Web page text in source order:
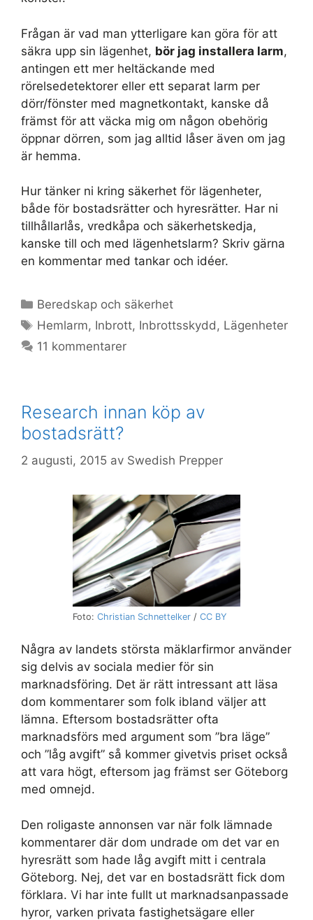
Frågan är vad man ytterligare kan göra för att
säkra upp sin lägenhet, bör jag installera larm,
antingen ett mer heltäckande med
rörelsedetektorer eller ett separat larm per
dörr/fönster med magnetkontakt, kanske då
främst för att väcka mig om någon obehörig
öppnar dörren, som jag alltid låser även om jag
är hemma.
Hur tänker ni kring säkerhet för lägenheter,
både för bostadsrätter och hyresrätter. Har ni
tillhållarlås, vredkåpa och säkerhetskedja,
kanske till och med lägenhetslarm? Skriv gärna
en kommentar med tankar och idéer.
Kategorier
Beredskap och säkerhet
Etiketter
Hemlarm, Inbrott, Inbrottsskydd, Lägenheter
11 kommentarer
Research innan köp av
bostadsrätt?
2 augusti, 2015 av Swedish Prepper
Foto: Christian Schnettelker / CC BY
Några av landets största mäklarfirmor använder
sig delvis av sociala medier för sin
marknadsföring. Det är rätt intressant att läsa
dom kommentarer som folk ibland väljer att
lämna. Eftersom bostadsrätter ofta
marknadsförs med argument som ”bra läge”
och ”låg avgift” så kommer givetvis priset också
att vara högt, eftersom jag främst ser Göteborg
med omnejd.
Den roligaste annonsen var när folk lämnade
kommentarer där dom undrade om det var en
hyresrätt som hade låg avgift mitt i centrala
Göteborg. Nej, det var en bostadsrätt fick dom
förklara. Vi har inte fullt ut marknadsanpassade
hyror, varken privata fastighetsägare eller